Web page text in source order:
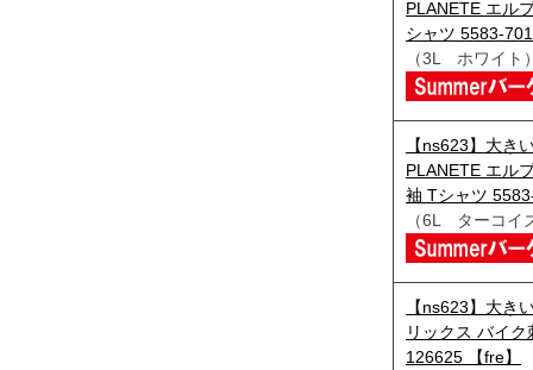
PLANETE エル
シャツ 5583-
（3L ホワイト
【ns623】大き
PLANETE エル
袖 Tシャツ
（6L ターコイ
【ns623】大き
リックス バイ
126625 【fre】